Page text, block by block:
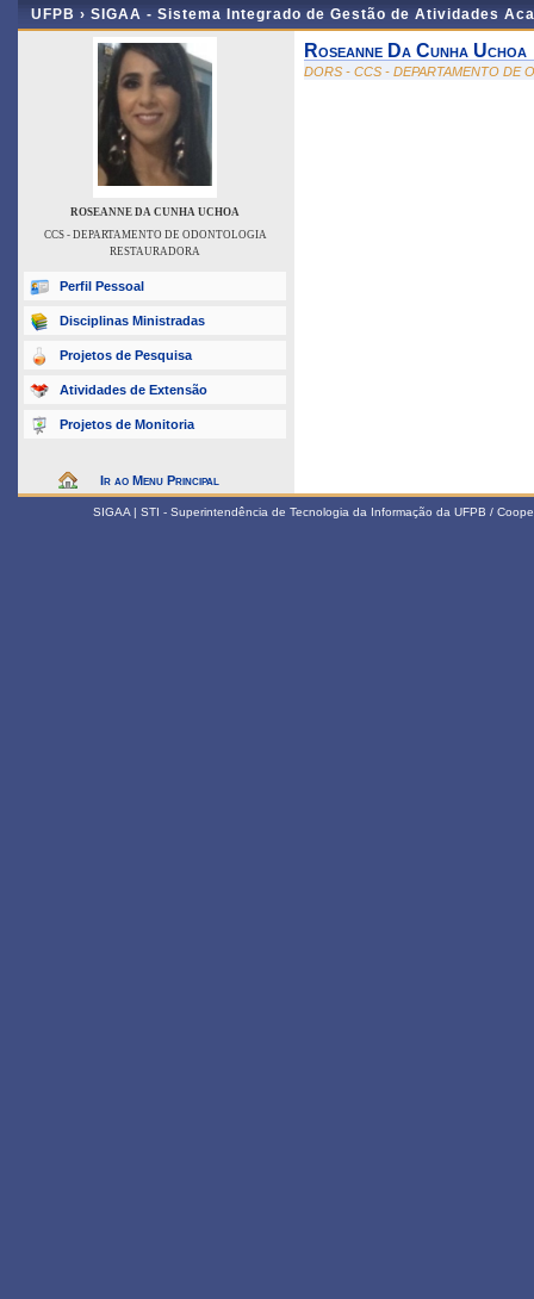
UFPB › SIGAA - Sistema Integrado de Gestão de Atividades
ROSEANNE DA CUNHA UCHOA
CCS - DEPARTAMENTO DE ODONTOLOGIA
RESTAURADORA
Perfil Pessoal
Disciplinas Ministradas
Projetos de Pesquisa
Atividades de Extensão
Projetos de Monitoria
Ir ao Menu Principal
Roseanne Da Cunha Uchoa
DORS - CCS - DEPARTAMENTO DE
SIGAA | STI - Superintendência de Tecnologia da Informação da UFPB /